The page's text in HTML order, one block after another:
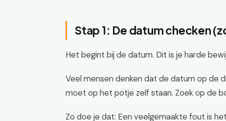
Stap 1: De datum checken
Het begint bij de datum. Dit is je harde
Veel mensen denken dat de datum op de
moet op het potje zelf staan. Zoek op de
Zo doe je dat: Een veelgemaakte fout is